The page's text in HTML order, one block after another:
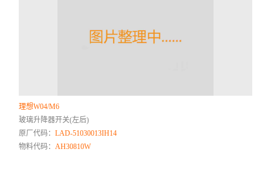
理想W04/M6
玻璃升降器开关(左后)
原厂代码：LAD-51030013IH14
物料代码： AH30810W